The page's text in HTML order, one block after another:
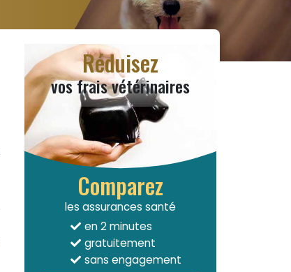
Réduisez
vos frais vétérinaires
Comparez
les assurances santé
en 2 minutes
gratuitement
sans engagement